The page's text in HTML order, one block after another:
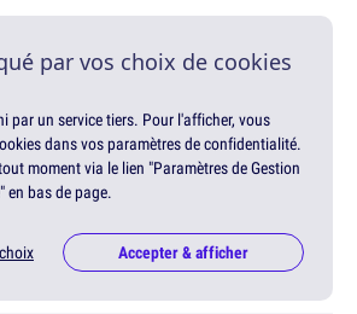
par vos choix de cookies
par un service tiers. Pour l'afficher, vous
dans vos paramètres de confidentialité.
moment via le lien "Paramètres de Gestion
en bas de page.
Accepter & afficher